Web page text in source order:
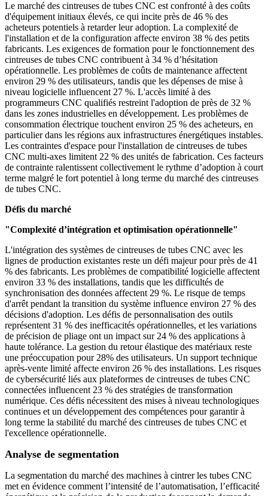
Le marché des cintreuses de tubes CNC est confronté à des coûts
d'équipement initiaux élevés, ce qui incite près de 46 % des
acheteurs potentiels à retarder leur adoption. La complexité de
l'installation et de la configuration affecte environ 38 % des petits
fabricants. Les exigences de formation pour le fonctionnement des
cintreuses de tubes CNC contribuent à 34 % d’hésitation
opérationnelle. Les problèmes de coûts de maintenance affectent
environ 29 % des utilisateurs, tandis que les dépenses de mise à
niveau logicielle influencent 27 %. L'accès limité à des
programmeurs CNC qualifiés restreint l'adoption de près de 32 %
dans les zones industrielles en développement. Les problèmes de
consommation électrique touchent environ 25 % des acheteurs, en
particulier dans les régions aux infrastructures énergétiques instables.
Les contraintes d'espace pour l'installation de cintreuses de tubes
CNC multi-axes limitent 22 % des unités de fabrication. Ces facteurs
de contrainte ralentissent collectivement le rythme d’adoption à court
terme malgré le fort potentiel à long terme du marché des cintreuses
de tubes CNC.
Défis du marché
"Complexité d’intégration et optimisation opérationnelle"
L'intégration des systèmes de cintreuses de tubes CNC avec les
lignes de production existantes reste un défi majeur pour près de 41
% des fabricants. Les problèmes de compatibilité logicielle affectent
environ 33 % des installations, tandis que les difficultés de
synchronisation des données affectent 29 %. Le risque de temps
d'arrêt pendant la transition du système influence environ 27 % des
décisions d'adoption. Les défis de personnalisation des outils
représentent 31 % des inefficacités opérationnelles, et les variations
de précision de pliage ont un impact sur 24 % des applications à
haute tolérance. La gestion du retour élastique des matériaux reste
une préoccupation pour 28% des utilisateurs. Un support technique
après-vente limité affecte environ 26 % des installations. Les risques
de cybersécurité liés aux plateformes de cintreuses de tubes CNC
connectées influencent 23 % des stratégies de transformation
numérique. Ces défis nécessitent des mises à niveau technologiques
continues et un développement des compétences pour garantir à
long terme la stabilité du marché des cintreuses de tubes CNC et
l'excellence opérationnelle.
Analyse de segmentation
La segmentation du marché des machines à cintrer les tubes CNC
met en évidence comment l’intensité de l’automatisation, l’efficacité